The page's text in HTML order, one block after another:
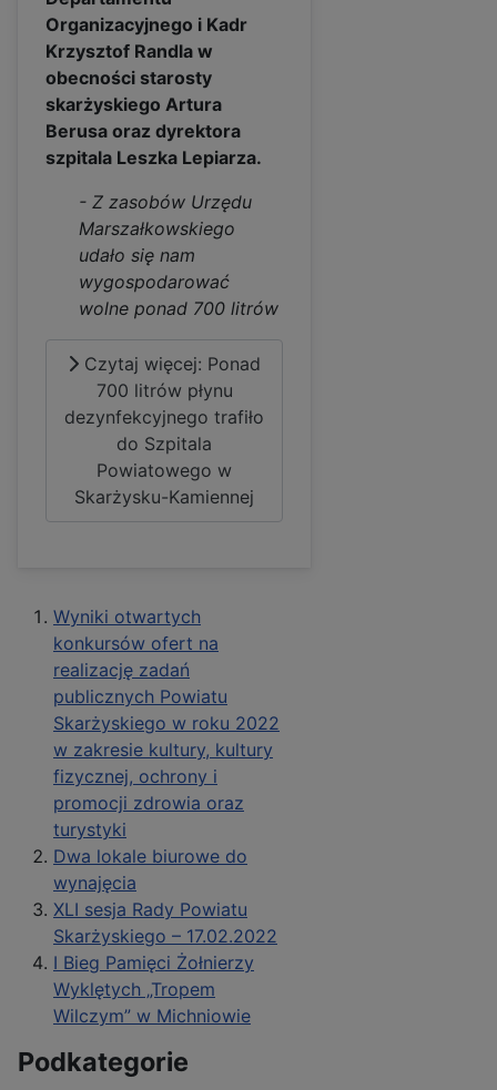
Organizacyjnego i Kadr
Krzysztof Randla w
obecności starosty
skarżyskiego Artura
Berusa oraz dyrektora
szpitala Leszka Lepiarza.
- Z zasobów Urzędu
Marszałkowskiego
udało się nam
wygospodarować
wolne ponad 700 litrów
Czytaj więcej: Ponad
700 litrów płynu
dezynfekcyjnego trafiło
do Szpitala
Powiatowego w
Skarżysku-Kamiennej
Wyniki otwartych
konkursów ofert na
realizację zadań
publicznych Powiatu
Skarżyskiego w roku 2022
w zakresie kultury, kultury
fizycznej, ochrony i
promocji zdrowia oraz
turystyki
Dwa lokale biurowe do
wynajęcia
XLI sesja Rady Powiatu
Skarżyskiego – 17.02.2022
I Bieg Pamięci Żołnierzy
Wyklętych „Tropem
Wilczym” w Michniowie
Podkategorie